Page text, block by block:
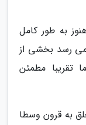
به طور کامل
می رسد بخشی از
تقریبا مطمئن
به قرون وسطا